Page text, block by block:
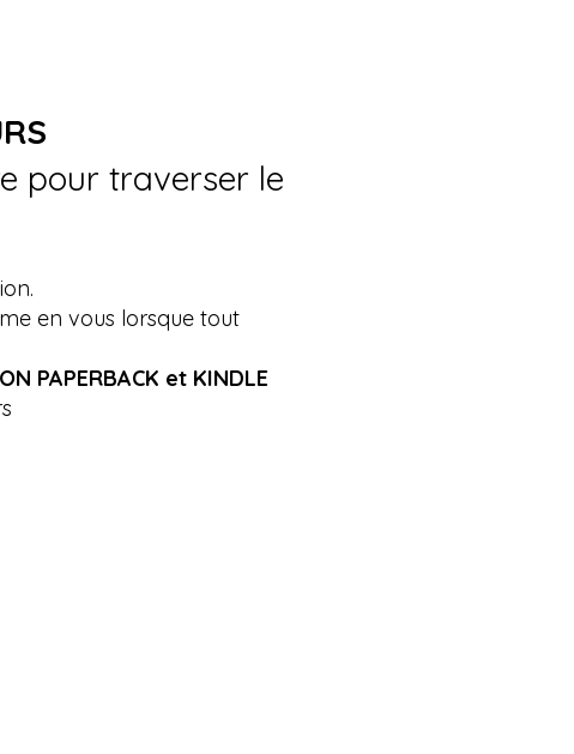
pour traverser le
en vous lorsque tout
PAPERBACK et KINDLE